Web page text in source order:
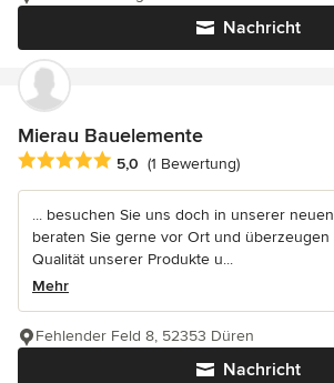
Nachricht
Mierau Bauelemente
Durchschnittliche Bewertung: 5 von 5
5,0 (1 Bewertung)
... besuchen Sie uns doch in unserer
beraten Sie gerne vor Ort und überzeugen
Qualität unserer Produkte u...
Mehr
Nachricht
Fehlender Feld 8, 52353 Düren